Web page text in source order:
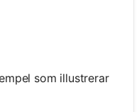
som illustrerar